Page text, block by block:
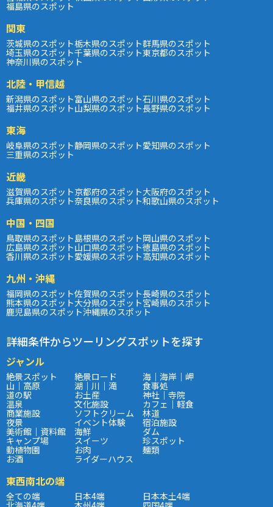
福島県のスポット
関東
茨城県のスポット栃木県のスポット群馬県のスポット
埼玉県のスポット千葉県のスポット東京都のスポット
神奈川県のスポット
北陸・甲信越
新潟県のスポット富山県のスポット石川県のスポット
福井県のスポット山梨県のスポット長野県のスポット
東海
岐阜県のスポット静岡県のスポット愛知県のスポット
三重県のスポット
近畿
滋賀県のスポット京都府のスポット大阪府のスポット
兵庫県のスポット奈良県のスポット和歌山県のスポット
中国・四国
鳥取県のスポット島根県のスポット岡山県のスポット
広島県のスポット山口県のスポット徳島県のスポット
香川県のスポット愛媛県のスポット高知県のスポット
九州・沖縄
福岡県のスポット佐賀県のスポット長崎県のスポット
熊本県のスポット大分県のスポット宮崎県のスポット
鹿児島県のスポット沖縄県のスポット
詳細条件からツーリングスポットを探す
ジャンル
絶景スポット 絶景ロード 海｜海岸｜岬
山｜高原 湖｜川｜滝 食事処
道の駅 お土産 神社｜寺院
温泉 文化施設 カフェ｜軽食
商業施設 ソフトクリーム 林道
夜景 イベント体験 宿泊施設
美術館｜資料館 海鮮 ダム
キャンプ場 スイーツ 珍スポット
動植物園 お肉 麺類
お酒 ライダーハウス
東西南北の端
全ての端 日本4端 日本本土4端